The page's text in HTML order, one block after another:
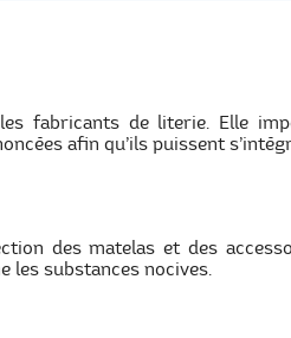
fabricants de literie. Elle
afin qu’ils puissent
des matelas et des
les substances nocives.